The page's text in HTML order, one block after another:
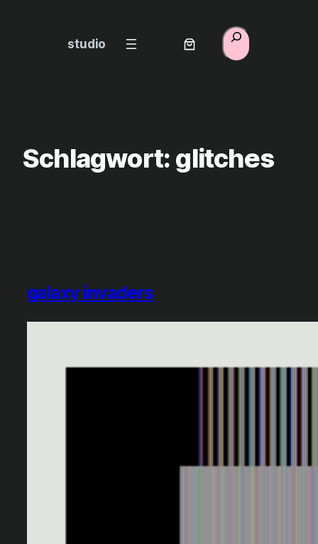
studio
Suchen
Schlagwort: glitches
galaxy invaders